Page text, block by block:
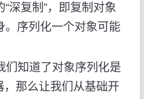
深复制”，即复制对象
。序列化一个对象可能
知道了对象序列化是
那么让我们从基础开